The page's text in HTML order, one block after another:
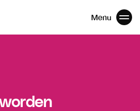
Menu